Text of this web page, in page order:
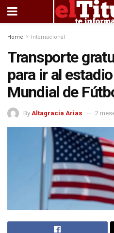
Home Internacional
Transporte
para ir al
Mundial de
By Altagracia Arias 2